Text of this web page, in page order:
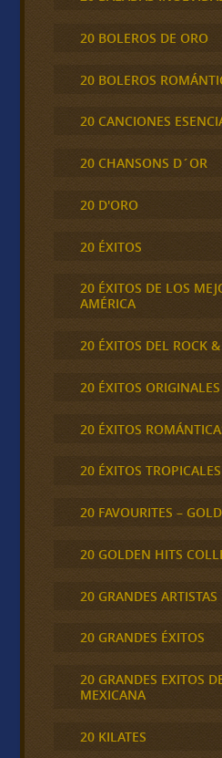
20 BOLEROS DE ORO
20 BOLEROS
20 CANCIONES
20 CHANSONS D´OR
20 D'ORO
20 ÉXITOS
20 ÉXITOS DE LOS
AMÉRICA
20 ÉXITOS DEL ROCK
20 ÉXITOS ORIGINALES
20 ÉXITOS
20 ÉXITOS TROPICALES
20 FAVOURITES –
20 GOLDEN HITS
20 GRANDES ARTISTAS
20 GRANDES ÉXITOS
20 GRANDES EXITOS
MEXICANA
20 KILATES